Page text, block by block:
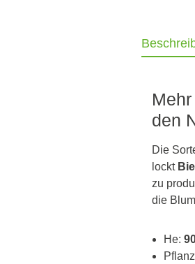
den
Die
lockt
zu
die
He: